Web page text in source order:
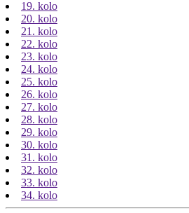
19. kolo
20. kolo
21. kolo
22. kolo
23. kolo
24. kolo
25. kolo
26. kolo
27. kolo
28. kolo
29. kolo
30. kolo
31. kolo
32. kolo
33. kolo
34. kolo